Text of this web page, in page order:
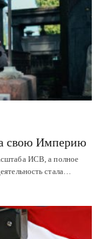
свою Империю
ИСВ, а полное
стала…